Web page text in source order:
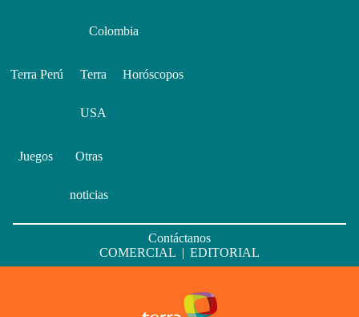
Colombia
Terra Perú Terra
USA
Horóscopos
Juegos Otras
noticias
Contáctanos
COMERCIAL | EDITORIAL